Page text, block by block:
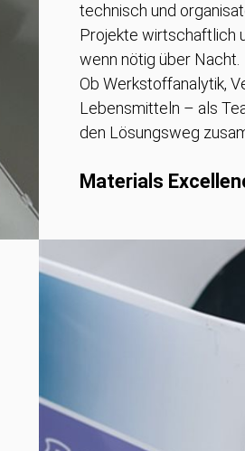
technisch und
Projekte wirtschaftlich
wenn nötig über Nacht.
Ob Werkstoffanalytik,
Lebensmitteln – als
den Lösungsweg
Materials